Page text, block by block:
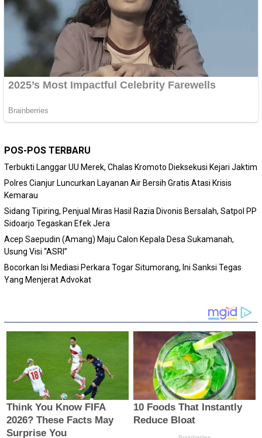
POS-POS TERBARU
Terbukti Langgar UU Merek, Chalas Kromoto Dieksekusi Kejari Jaktim
Polres Cianjur Luncurkan Layanan Air Bersih Gratis Atasi Krisis
Kemarau
Sidang Tipiring, Penjual Miras Hasil Razia Divonis Bersalah, Satpol PP
Sidoarjo Tegaskan Efek Jera
Acep Saepudin (Amang) Maju Calon Kepala Desa Sukamanah,
Usung Visi “ASRI”
Bocorkan Isi Mediasi Perkara Togar Situmorang, Ini Sanksi Tegas
Yang Menjerat Advokat